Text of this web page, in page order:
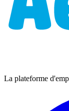
La plateforme